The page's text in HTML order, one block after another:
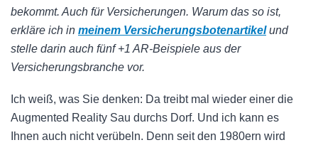
bekommt. Auch für Versicherungen. Warum das so ist,
erkläre ich in meinem Versicherungsbotenartikelund
stelle darin auch fünf +1 AR-Beispiele aus der
Versicherungsbranche vor.
Ich weiß, was Sie denken: Da treibt mal wieder einer die
Augmented Reality Sau durchs Dorf. Und ich kann es
Ihnen auch nicht verübeln. Denn seit den 1980ern wird